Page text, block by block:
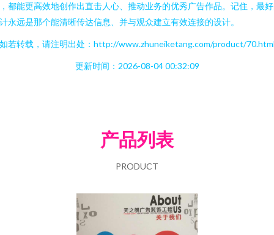
都能更高效地创作出直击人心、推动业务的优秀广告作品。记住，最
永远是那个能清晰传达信息、并与观众建立有效连接的设计。
若转载，请注明出处：http://www.zhuneiketang.com/product/
更新时间：2026-08-04 00:32:09
产品列表
PRODUCT